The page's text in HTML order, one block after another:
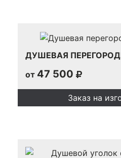
ДУШЕВАЯ
от 47 500
Заказ на